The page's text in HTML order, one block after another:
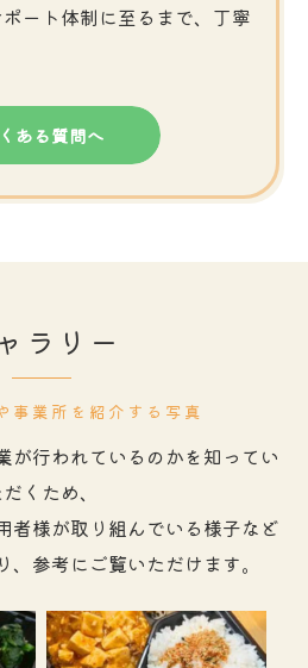
ート体制に至るまで、丁寧
ある質問へ
事業所を紹介する写真
ラリー
が行われているのかを知ってい
くため、
者様が取り組んでいる様子など
参考にご覧いただけます。